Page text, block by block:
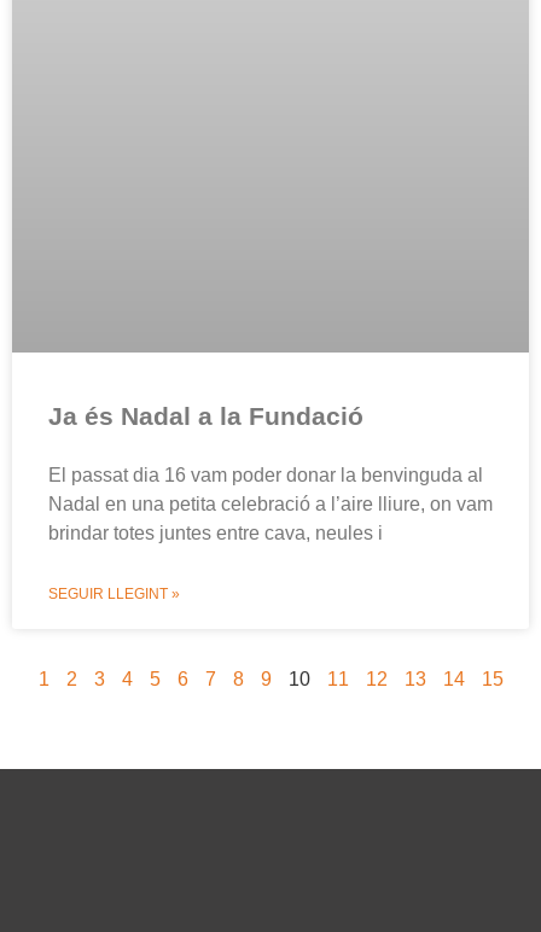
Ja és Nadal a la Fundació
El passat dia 16 vam poder donar la benvinguda al
Nadal en una petita celebració a l’aire lliure, on vam
brindar totes juntes entre cava, neules i
SEGUIR LLEGINT »
1 2 3 4 5 6 7 8 9 10 11 12 13 14 15